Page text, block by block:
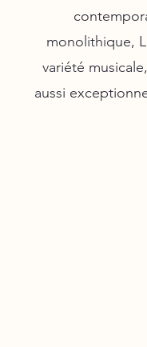
monolithique,
variété
aussi